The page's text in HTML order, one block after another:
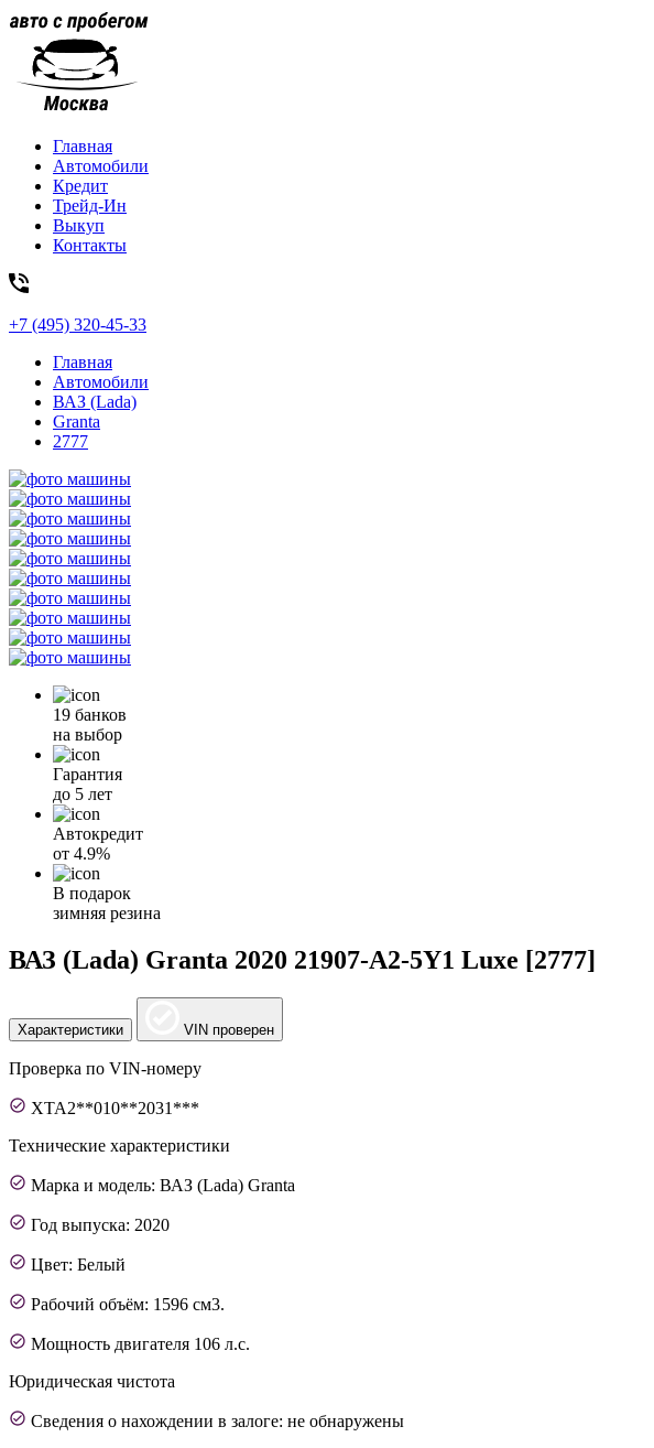
Главная
Автомобили
Кредит
Трейд-Ин
Выкуп
Контакты
+7 (495) 320-45-33
Главная
Автомобили
ВАЗ (Lada)
Granta
2777
19 банков
на выбор
Гарантия
до 5 лет
Автокредит
от 4.9%
В подарок
зимняя резина
ВАЗ (Lada) Granta 2020 21907-A2-5Y1 Luxe [2777]
Характеристики VIN проверен
Проверка по VIN-номеру
XTA2**010**2031***
Технические характеристики
Марка и модель: ВАЗ (Lada) Granta
Год выпуска: 2020
Цвет: Белый
Рабочий объём: 1596 см3.
Мощность двигателя 106 л.с.
Юридическая чистота
Сведения о нахождении в залоге: не обнаружены